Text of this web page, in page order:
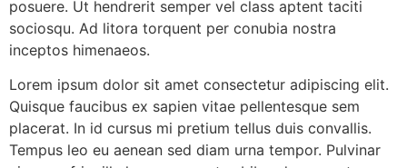
posuere. Ut hendrerit semper vel class aptent taciti
sociosqu. Ad litora torquent per conubia nostra
inceptos himenaeos.
Lorem ipsum dolor sit amet consectetur adipiscing elit.
Quisque faucibus ex sapien vitae pellentesque sem
placerat. In id cursus mi pretium tellus duis convallis.
Tempus leo eu aenean sed diam urna tempor. Pulvinar